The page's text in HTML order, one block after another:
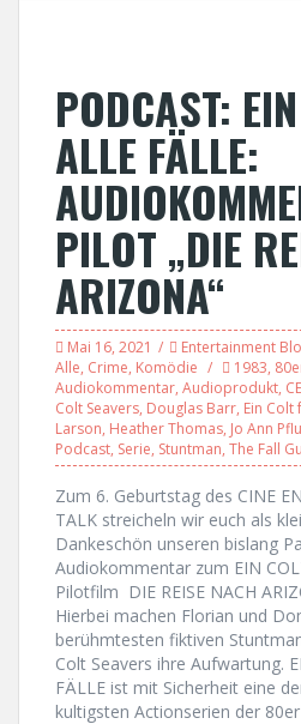
PODCAST:
ALLE FÄLLE:
PILOT „DIE
ARIZONA“
Mai 16, 2021 Entertainment
Alle, Crime, Komödie 1983,
Audiokommentar, Audioprodukt,
Colt Seavers, Douglas Barr, Ein Colt
Larson, Heather Thomas, Jo Ann
Podcast, Serie, Stuntman, The Fall
Zum 6. Geburtstag des CINE
TALK streicheln wir euch als
Dankeschön unseren bislang
Audiokommentar zum EIN
Pilotfilm DIE REISE NACH
Hierbei machen Florian und
berühmtesten fiktiven
Colt Seavers ihre Aufwartung.
FÄLLE ist mit Sicherheit eine
kultigsten Actionserien der